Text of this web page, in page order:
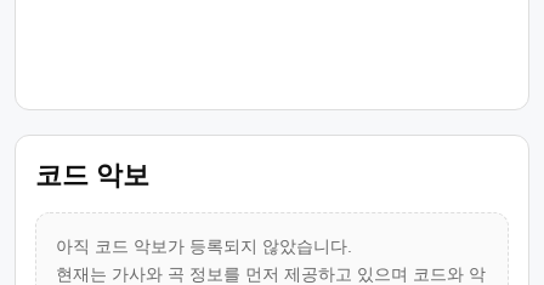
코드 악보
아직 코드 악보가 등록되지 않았습니다.
현재는 가사와 곡 정보를 먼저 제공하고 있으며 코드와 악